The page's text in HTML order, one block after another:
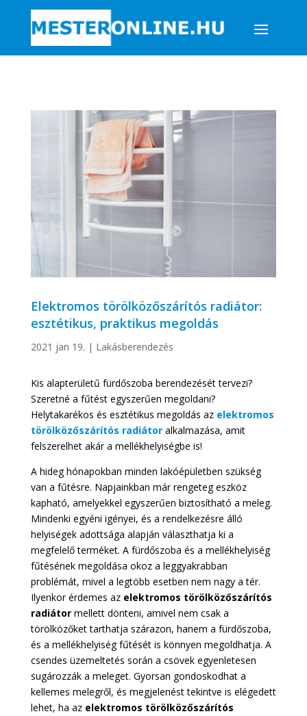
Elektromos törölközőszárítós radiátor:
esztétikus, praktikus megoldás
2021 jan 19. | Lakásberendezés
Kis alapterületű fürdőszoba berendezését tervezi?
Szeretné a fűtést egyszerűen megoldani?
Helytakarékos és esztétikus megoldás az elektromos
törölközőszárítós radiátor alkalmazása, amit
felszerelhet akár a mellékhelyiségbe is!
A hideg hónapokban minden lakóépületben szükség
van a fűtésre. Napjainkban már rengeteg eszköz
kapható, amelyekkel egyszerűen biztosítható a meleg.
Mindenki egyéni igényei, és a rendelkezésre álló
helyiségek adottsága alapján választhatja ki a
megfelelő terméket. A fürdőszoba és a mellékhelyiség
fűtésének megoldása okoz a leggyakrabban
problémát, mivel a legtöbb esetben nem nagy a tér.
Ilyenkor érdemes az elektromos törölközőszárítós
radiátormellett dönteni, amivel nem csak a
törölközőket tarthatja szárazon, hanem a fürdőszoba,
és a mellékhelyiség fűtését is könnyen megoldhatja. A
csendes üzemeltetés során a csövek egyenletesen
sugározzák a meleget. Gyorsan gondoskodhat a
kellemes melegről, és megjelenést tekintve is elégedett
lehet, ha az elektromos törölközőszárítós